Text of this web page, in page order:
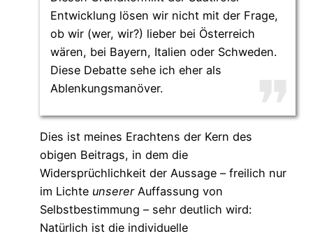
Entwicklung lösen wir nicht mit der Frage,
ob wir (wer, wir?) lieber bei Österreich
wären, bei Bayern, Italien oder Schweden.
Diese Debatte sehe ich eher als
Ablenkungsmanöver.
Dies ist meines Erachtens der Kern des
obigen Beitrags, in dem die
Widersprüchlichkeit der Aussage – freilich nur
im Lichte unsererAuffassung von
Selbstbestimmung – sehr deutlich wird:
Natürlich ist die individuelle